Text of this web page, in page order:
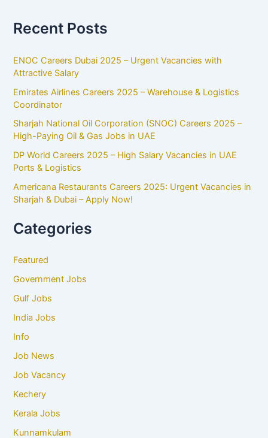
Recent Posts
ENOC Careers Dubai 2025 – Urgent Vacancies with
Attractive Salary
Emirates Airlines Careers 2025 – Warehouse & Logistics
Coordinator
Sharjah National Oil Corporation (SNOC) Careers 2025 –
High-Paying Oil & Gas Jobs in UAE
DP World Careers 2025 – High Salary Vacancies in UAE
Ports & Logistics
Americana Restaurants Careers 2025: Urgent Vacancies in
Sharjah & Dubai – Apply Now!
Categories
Featured
Government Jobs
Gulf Jobs
India Jobs
Info
Job News
Job Vacancy
Kechery
Kerala Jobs
Kunnamkulam